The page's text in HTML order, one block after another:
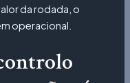
da rodada, o
operacional.